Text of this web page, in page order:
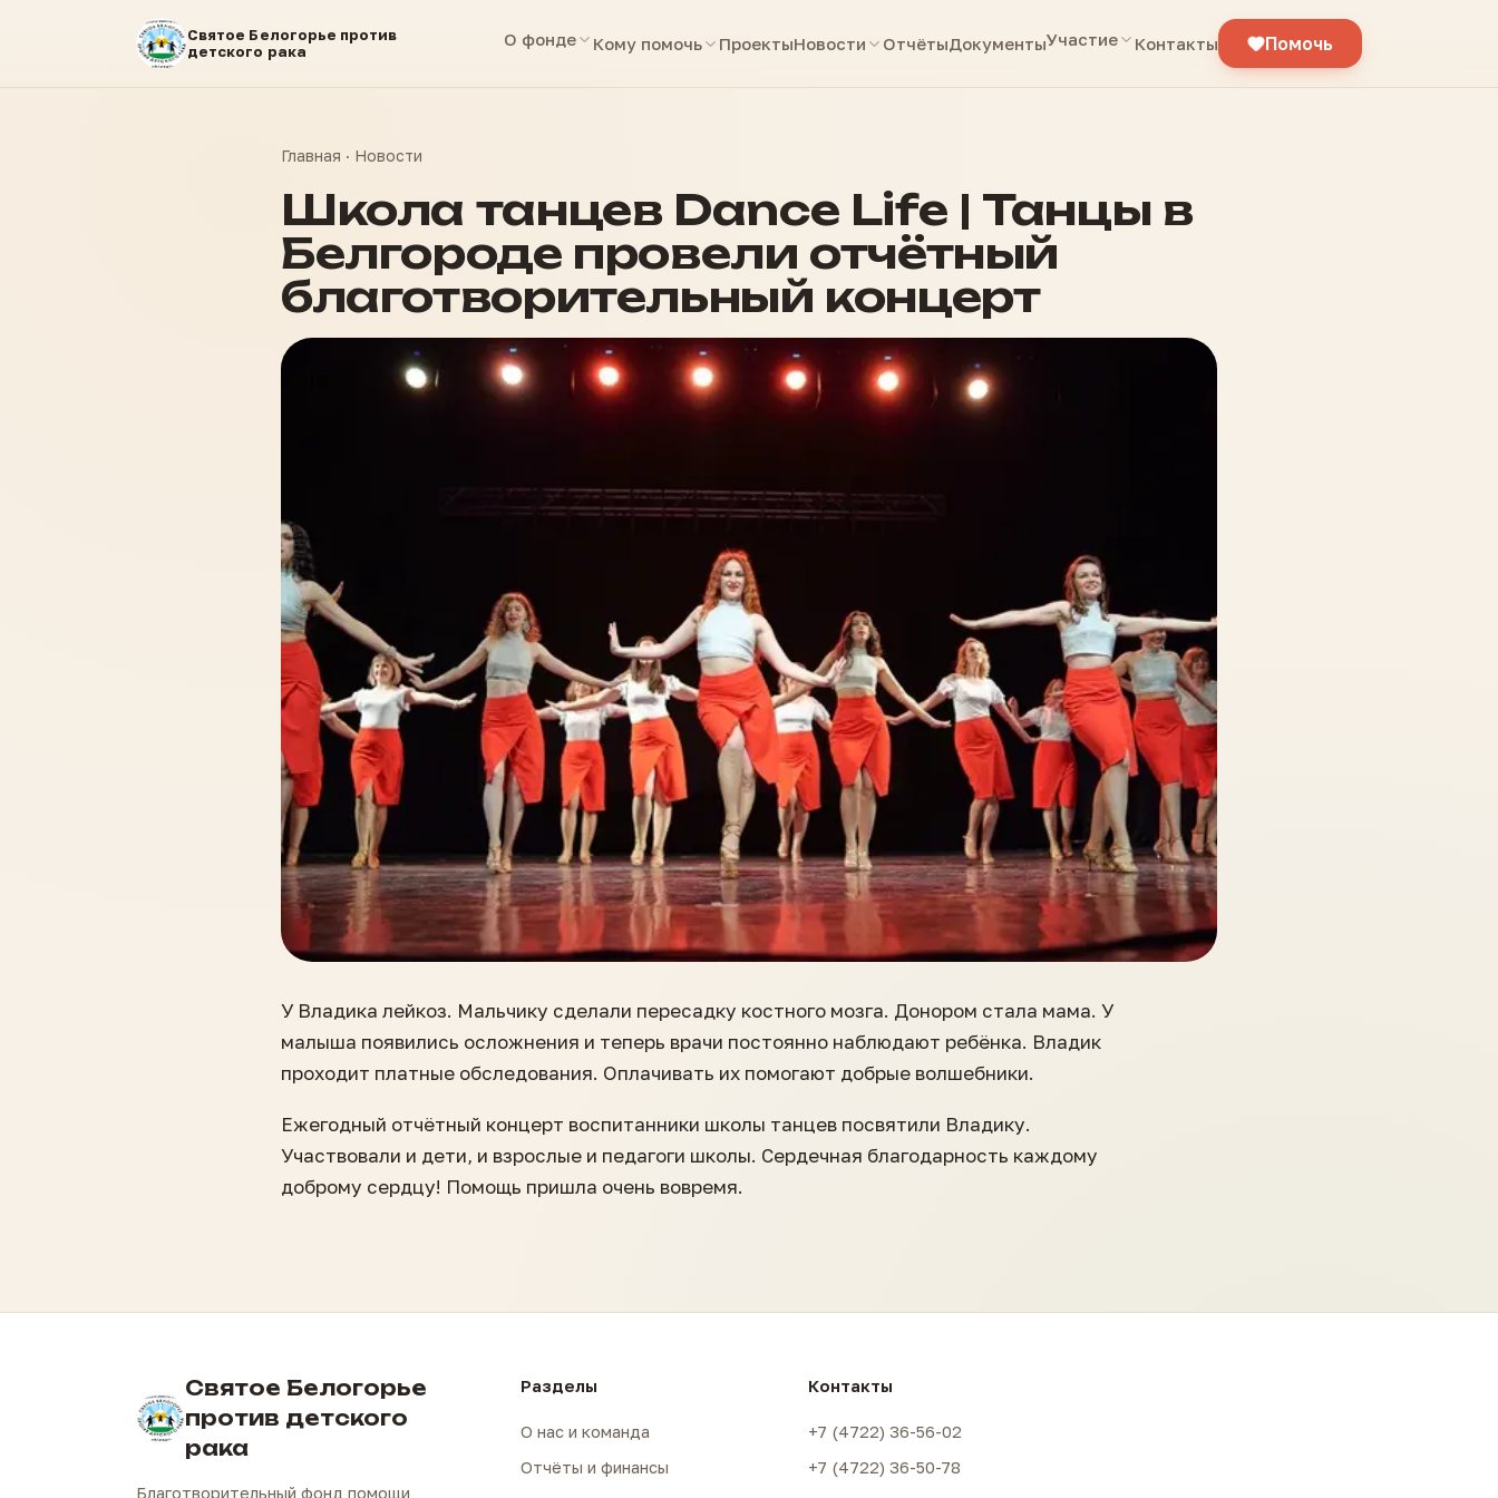
Святое Белогорье против
детского рака
О фонде Кому помочь ПроектыНовости ОтчётыДокументыУчастие Контакты Помочь
Главная · Новости
Школа танцев Dance Life | Танцы в
Белгороде провели отчётный
благотворительный концерт
У Владика лейкоз. Мальчику сделали пересадку костного мозга. Донором стала мама. У
малыша появились осложнения и теперь врачи постоянно наблюдают ребёнка. Владик
проходит платные обследования. Оплачивать их помогают добрые волшебники.
Ежегодный отчётный концерт воспитанники школы танцев посвятили Владику.
Участвовали и дети, и взрослые и педагоги школы. Сердечная благодарность каждому
доброму сердцу! Помощь пришла очень вовремя.
Святое Белогорье
против детского
рака
Благотворительный фонд помощи
Разделы
О нас и команда
Отчёты и финансы
Контакты
+7 (4722) 36-56-02
+7 (4722) 36-50-78